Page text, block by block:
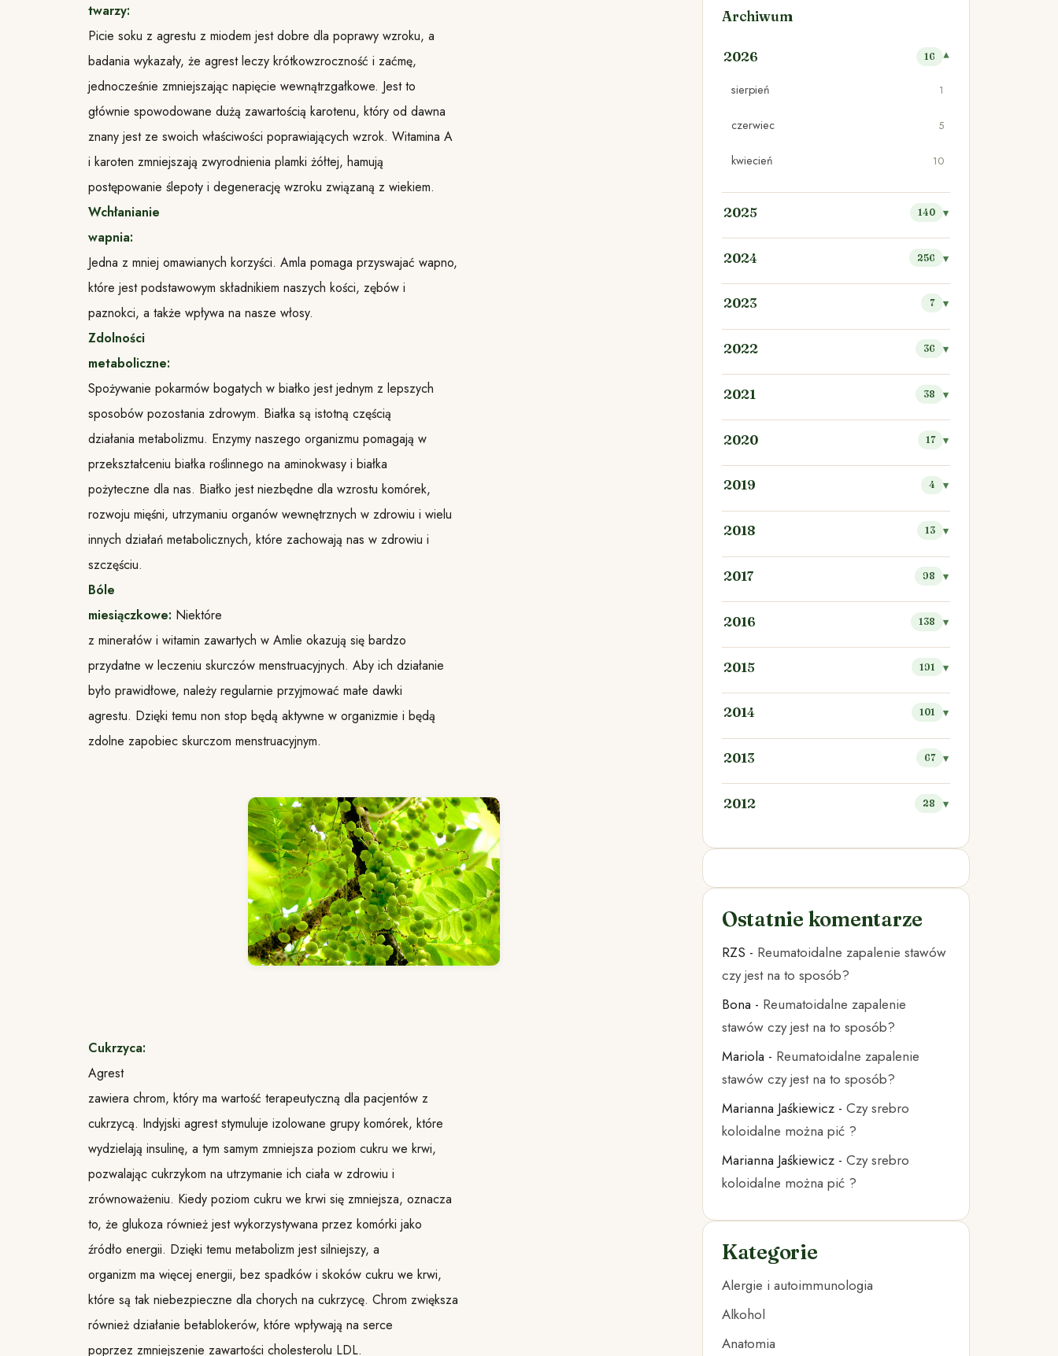
twarzy:
Picie soku z agrestu z miodem jest dobre dla poprawy wzroku, a
badania wykazały, że agrest leczy krótkowzroczność i zaćmę,
jednocześnie zmniejszając napięcie wewnątrzgałkowe. Jest to
głównie spowodowane dużą zawartością karotenu, który od dawna
znany jest ze swoich właściwości poprawiających wzrok. Witamina A
i karoten zmniejszają zwyrodnienia plamki żółtej, hamują
postępowanie ślepoty i degenerację wzroku związaną z wiekiem.
Wchłanianie
wapnia:
Jedna z mniej omawianych korzyści. Amla pomaga przyswajać wapno,
które jest podstawowym składnikiem naszych kości, zębów i
paznokci, a także wpływa na nasze włosy.
Zdolności
metaboliczne:
Spożywanie pokarmów bogatych w białko jest jednym z lepszych
sposobów pozostania zdrowym. Białka są istotną częścią
działania metabolizmu. Enzymy naszego organizmu pomagają w
przekształceniu białka roślinnego na aminokwasy i białka
pożyteczne dla nas. Białko jest niezbędne dla wzrostu komórek,
rozwoju mięśni, utrzymaniu organów wewnętrznych w zdrowiu i wielu
innych działań metabolicznych, które zachowają nas w zdrowiu i
szczęściu.
Bóle
miesiączkowe: Niektóre
z minerałów i witamin zawartych w Amlie okazują się bardzo
przydatne w leczeniu skurczów menstruacyjnych. Aby ich działanie
było prawidłowe, należy regularnie przyjmować małe dawki
agrestu. Dzięki temu non stop będą aktywne w organizmie i będą
zdolne zapobiec skurczom menstruacyjnym.
Cukrzyca:
Agrest
zawiera chrom, który ma wartość terapeutyczną dla pacjentów z
cukrzycą. Indyjski agrest stymuluje izolowane grupy komórek, które
wydzielają insulinę, a tym samym zmniejsza poziom cukru we krwi,
pozwalając cukrzykom na utrzymanie ich ciała w zdrowiu i
zrównoważeniu. Kiedy poziom cukru we krwi się zmniejsza, oznacza
to, że glukoza również jest wykorzystywana przez komórki jako
źródło energii. Dzięki temu metabolizm jest silniejszy, a
organizm ma więcej energii, bez spadków i skoków cukru we krwi,
które są tak niebezpieczne dla chorych na cukrzycę. Chrom zwiększa
również działanie betablokerów, które wpływają na serce
poprzez zmniejszenie zawartości cholesterolu LDL.
Archiwum
2026 16
sierpień 1
czerwiec 5
kwiecień 10
2025 140
2024 256
2023 7
2022 36
2021 38
2020 17
2019 4
2018 13
2017 98
2016 138
2015 191
2014 101
2013 67
2012 28
Ostatnie komentarze
RZS - Reumatoidalne zapalenie stawów
czy jest na to sposób?
Bona - Reumatoidalne zapalenie
stawów czy jest na to sposób?
Mariola - Reumatoidalne zapalenie
stawów czy jest na to sposób?
Marianna Jaśkiewicz - Czy srebro
koloidalne można pić ?
Marianna Jaśkiewicz - Czy srebro
koloidalne można pić ?
Kategorie
Alergie i autoimmunologia
Alkohol
Anatomia